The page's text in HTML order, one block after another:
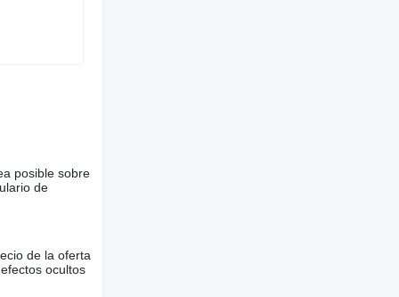
posible sobre
de
de la oferta
ocultos